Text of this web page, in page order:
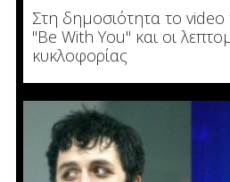
Στη δημοσιότητα τo
"Be With You" και οι
κυκλοφορίας